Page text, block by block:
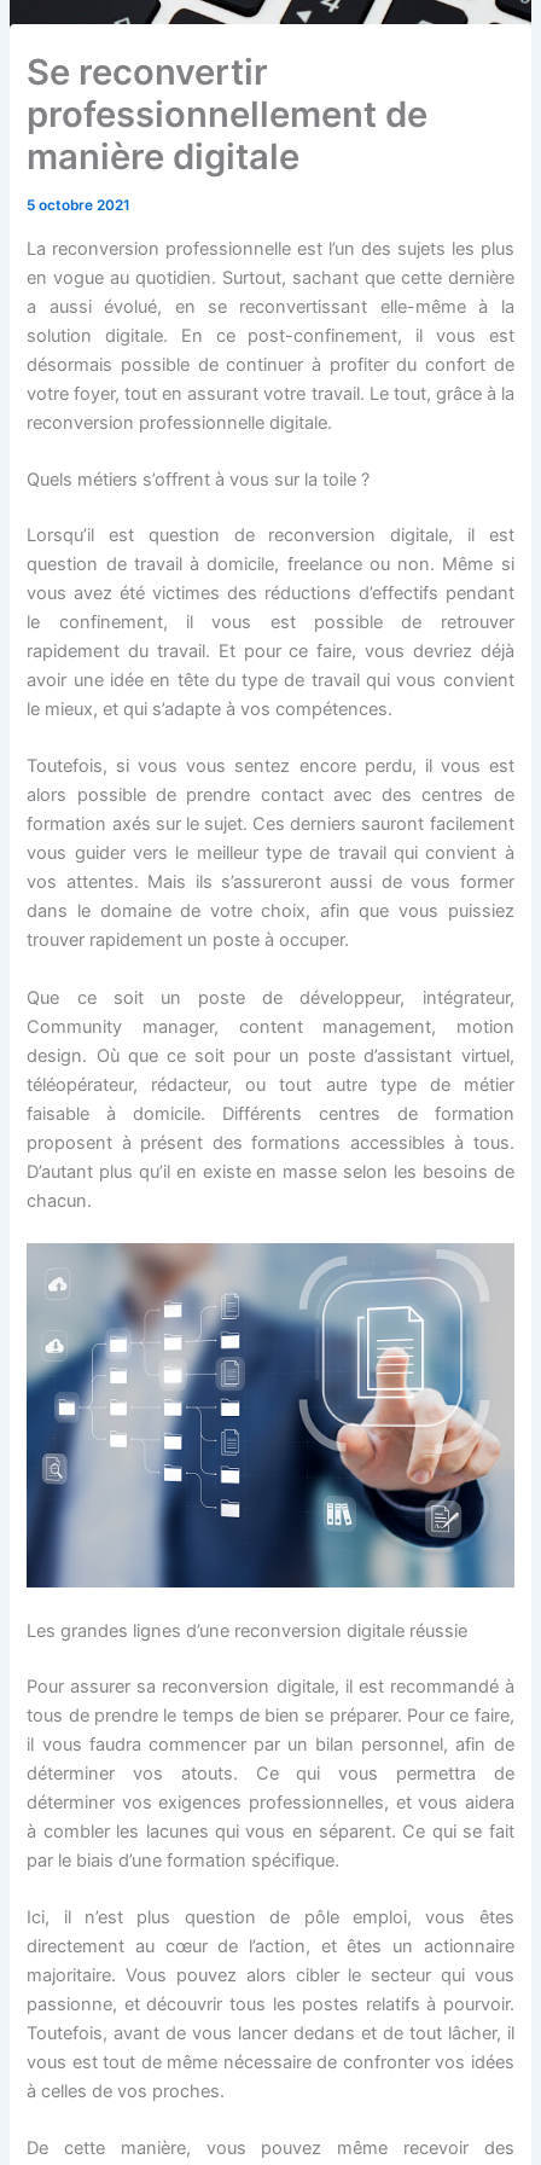
Se reconvertir
professionnellement de
manière digitale
5 octobre 2021
La reconversion professionnelle est l’un des sujets les plus
en vogue au quotidien. Surtout, sachant que cette dernière
a aussi évolué, en se reconvertissant elle-même à la
solution digitale. En ce post-confinement, il vous est
désormais possible de continuer à profiter du confort de
votre foyer, tout en assurant votre travail. Le tout, grâce à la
reconversion professionnelle digitale.
Quels métiers s’offrent à vous sur la toile ?
Lorsqu’il est question de reconversion digitale, il est
question de travail à domicile, freelance ou non. Même si
vous avez été victimes des réductions d’effectifs pendant
le confinement, il vous est possible de retrouver
rapidement du travail. Et pour ce faire, vous devriez déjà
avoir une idée en tête du type de travail qui vous convient
le mieux, et qui s’adapte à vos compétences.
Toutefois, si vous vous sentez encore perdu, il vous est
alors possible de prendre contact avec des centres de
formation axés sur le sujet. Ces derniers sauront facilement
vous guider vers le meilleur type de travail qui convient à
vos attentes. Mais ils s’assureront aussi de vous former
dans le domaine de votre choix, afin que vous puissiez
trouver rapidement un poste à occuper.
Que ce soit un poste de développeur, intégrateur,
Community manager, content management, motion
design. Où que ce soit pour un poste d’assistant virtuel,
téléopérateur, rédacteur, ou tout autre type de métier
faisable à domicile. Différents centres de formation
proposent à présent des formations accessibles à tous.
D’autant plus qu’il en existe en masse selon les besoins de
chacun.
Les grandes lignes d’une reconversion digitale réussie
Pour assurer sa reconversion digitale, il est recommandé à
tous de prendre le temps de bien se préparer. Pour ce faire,
il vous faudra commencer par un bilan personnel, afin de
déterminer vos atouts. Ce qui vous permettra de
déterminer vos exigences professionnelles, et vous aidera
à combler les lacunes qui vous en séparent. Ce qui se fait
par le biais d’une formation spécifique.
Ici, il n’est plus question de pôle emploi, vous êtes
directement au cœur de l’action, et êtes un actionnaire
majoritaire. Vous pouvez alors cibler le secteur qui vous
passionne, et découvrir tous les postes relatifs à pourvoir.
Toutefois, avant de vous lancer dedans et de tout lâcher, il
vous est tout de même nécessaire de confronter vos idées
à celles de vos proches.
De cette manière, vous pouvez même recevoir des